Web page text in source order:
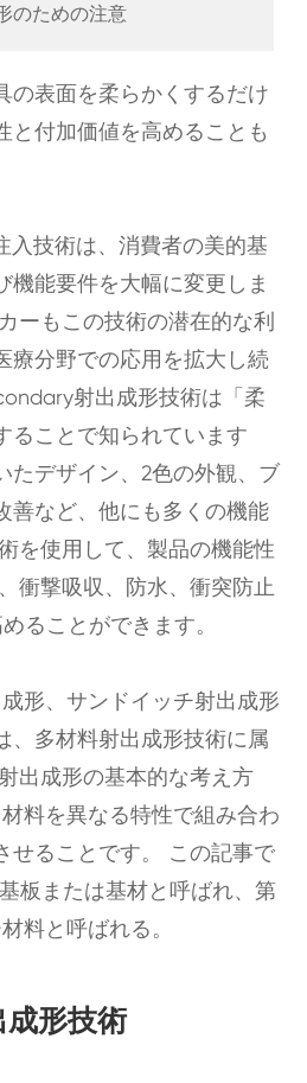
のための注意
の表面を柔らかくするだけ
と付加価値を高めることも
入技術は、消費者の美的基
機能要件を大幅に変更しま
ーもこの技術の潜在的な利
療分野での応用を拡大し続
射出成形技術は「柔
ることで知られています
たデザイン、2色の外観、ブ
善など、他にも多くの機能
を使用して、製品の機能性
衝撃吸収、防水、衝突防止
ることができます。
形、サンドイッチ射出成形
、多材料射出成形技術に属
出成形の基本的な考え方
料を異なる特性で組み合わ
せることです。 この記事で
板または基材と呼ばれ、第
料と呼ばれる。
形技術